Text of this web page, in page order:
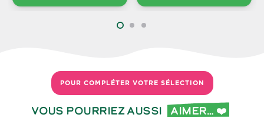
POUR COMPLÉTER VOTRE SÉLECTION
Vous pourriez aussi aimer… ❤️